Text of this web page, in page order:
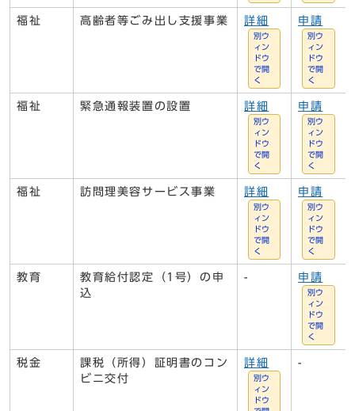
福祉 高齢者等ごみ出し支援事業 詳細
別ウ
ィン
ドウ
で開
く
申請
別ウ
ィン
ドウ
で開
く
福祉 緊急通報装置の設置 詳細
別ウ
ィン
ドウ
で開
く
申請
別ウ
ィン
ドウ
で開
く
福祉 訪問理美容サービス事業 詳細
別ウ
ィン
ドウ
で開
く
申請
別ウ
ィン
ドウ
で開
く
教育
教育給付認定（1号）の申
込
- 申請
別ウ
ィン
ドウ
で開
く
税金
課税（所得）証明書のコン
ビニ交付
詳細
別ウ
ィン
ドウ
-